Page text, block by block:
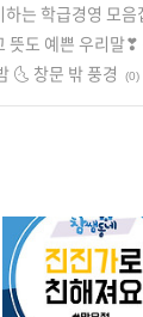
는 학급경영 모음
뜻도 예쁜 우리말❣
🌜 창문 밖 풍경 (0)